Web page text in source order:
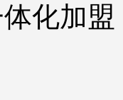
化加